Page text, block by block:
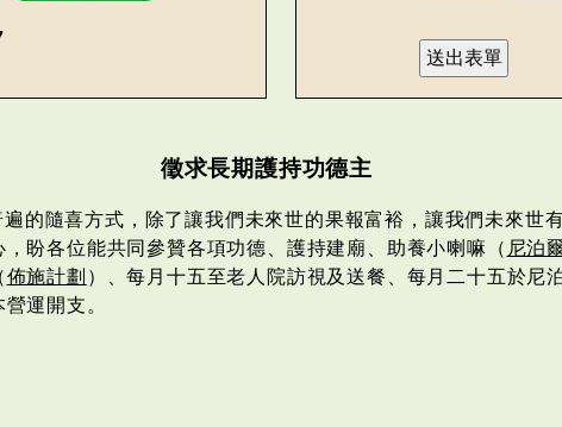
徵求長期護持功德主
的隨喜方式，除了讓我們未來世的果報富裕，讓我們未來世
盼各位能共同參贊各項功德、護持建廟、助養小喇嘛（ 尼泊
佈施計劃 ）、每月十五至老人院訪視及送餐、每月二十五於尼
運開支。